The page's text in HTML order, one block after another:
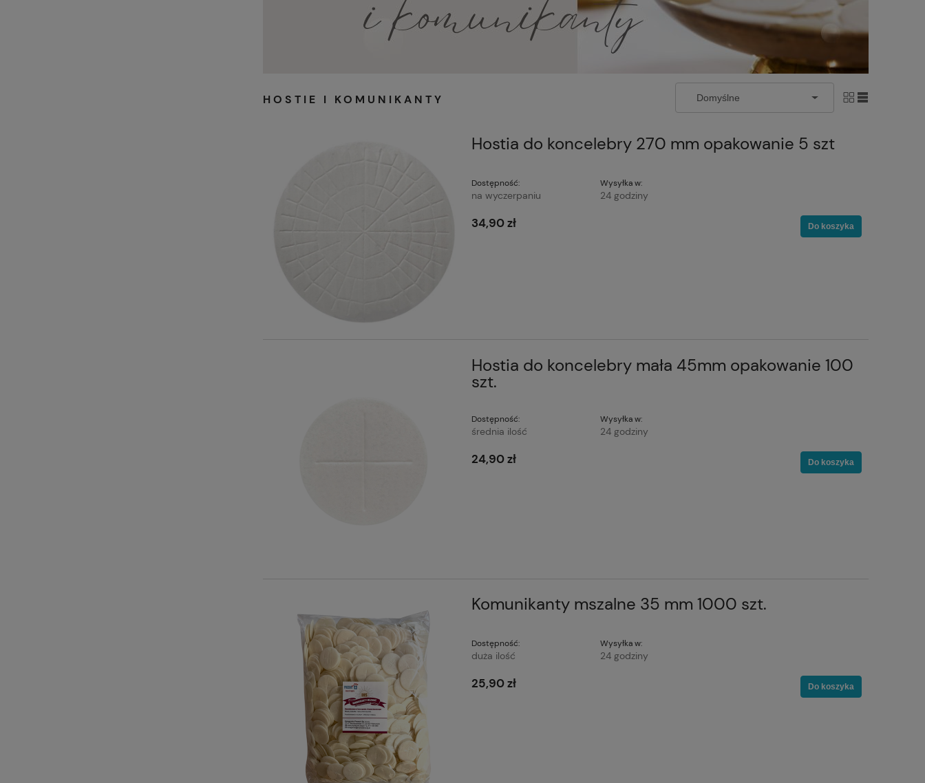
HOSTIE I KOMUNIKANTY
Hostia do koncelebry 270 mm opakowanie 5 szt
Dostępność:
na wyczerpaniu
Wysyłka w:
24 godziny
34,90 zł Do koszyka
Hostia do koncelebry mała 45mm opakowanie 100
szt.
Dostępność:
średnia ilość
Wysyłka w:
24 godziny
24,90 zł Do koszyka
Komunikanty mszalne 35 mm 1000 szt.
Dostępność:
duża ilość
Wysyłka w:
24 godziny
25,90 zł Do koszyka